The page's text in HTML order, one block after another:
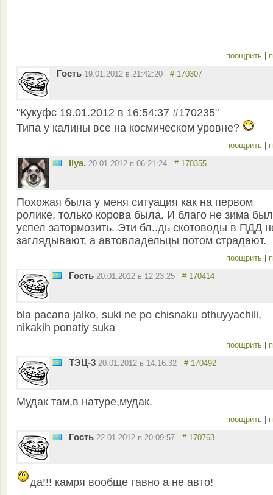
поощрить
Гость 19.01.2012 в 21:42:20 # 170307
"Кукуфс 19.01.2012 в 16:54:37 #170235"
Типа у калины все на космическом уровне?
поощрить
Ilya. 20.01.2012 в 06:21:24 # 170355
Похожая была у меня ситуация как на первом
ролике, только корова была. И благо не зима
успел затормозить. Эти бл..дь скотоводы в ПДД
заглядывают, а автовладельцы потом страдают.
поощрить
Гость 20.01.2012 в 12:23:25 # 170414
bla pacana jalko, suki ne po chisnaku othuyyachili,
nikakih ponatiy suka
поощрить
ТЭЦ-3 20.01.2012 в 14:16:32 # 170492
Мудак там,в натуре,мудак.
поощрить
Гость 22.01.2012 в 20:09:57 # 170763
да!!! камря вообще гавно а не авто!